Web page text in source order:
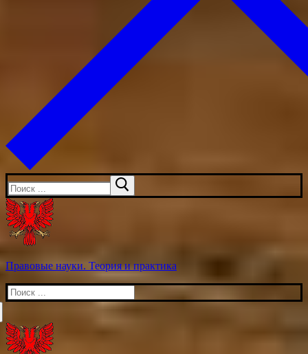
Искать:
Правовые науки. Теория и практика
Искать: